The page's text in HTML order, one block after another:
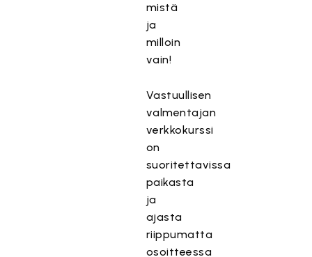
mistä
ja
milloin
vain!
Vastuullisen
valmentajan
verkkokurssi
on
suoritettavissa
paikasta
ja
ajasta
riippumatta
osoitteessa